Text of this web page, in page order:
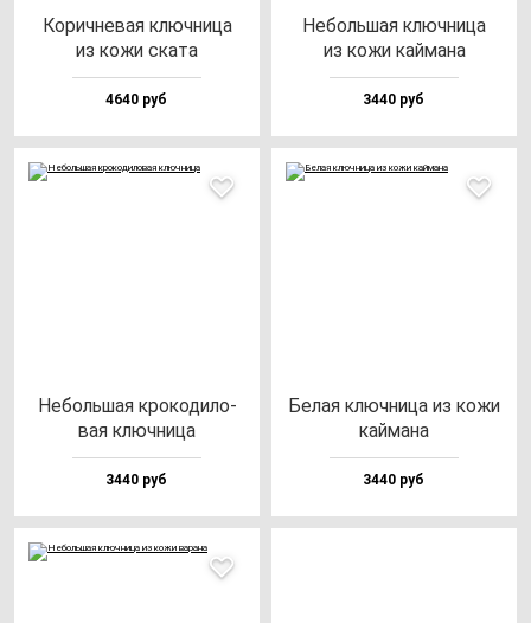
Корич­не­вая ключ­ни­ца
из ко­жи ска­та
4640 руб
Неболь­шая ключ­ни­ца
из ко­жи кай­ма­на
3440 руб
Неболь­шая кро­ко­ди­ло­
вая ключ­ни­ца
3440 руб
Белая ключ­ни­ца из ко­жи
кай­ма­на
3440 руб